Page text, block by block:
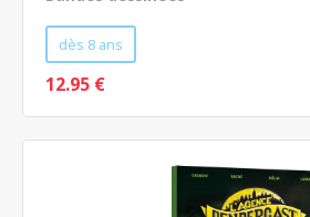
dès 8 ans
12.95 €